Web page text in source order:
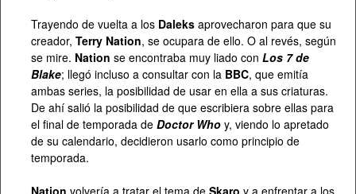
Trayendo de vuelta a los Daleks aprovecharon para que su
creador, Terry Nation, se ocupara de ello. O al revés, según
se mire. Nation se encontraba muy liado con Los 7 de
Blake; llegó incluso a consultar con la BBC, que emitía
ambas series, la posibilidad de usar en ella a sus criaturas.
De ahí salió la posibilidad de que escribiera sobre ellas para
el final de temporada de Doctor Who y, viendo lo apretado
de su calendario, decidieron usarlo como principio de
temporada.